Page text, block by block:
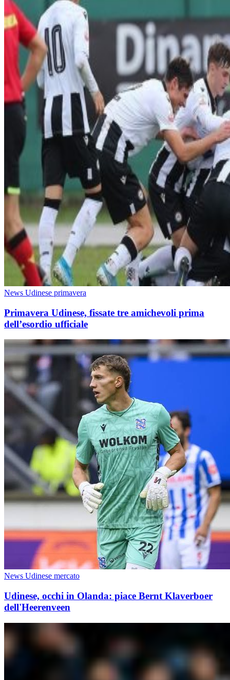
News Udinese primavera
Primavera Udinese, fissate tre amichevoli prima
dell’esordio ufficiale
News Udinese mercato
Udinese, occhi in Olanda: piace Bernt Klaverboer
dell'Heerenveen